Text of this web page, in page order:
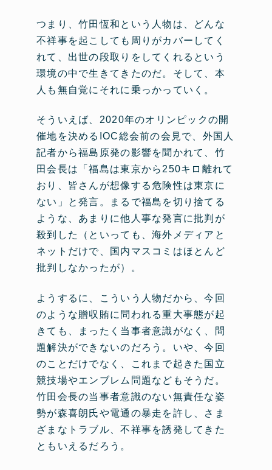
つまり、竹田恆和という人物は、どんな
不祥事を起こしても周りがカバーしてく
れて、出世の段取りをしてくれるという
環境の中で生きてきたのだ。そして、本
人も無自覚にそれに乗っかっていく。
そういえば、2020年のオリンピックの開
催地を決めるIOC総会前の会見で、外国人
記者から福島原発の影響を聞かれて、竹
田会長は「福島は東京から250キロ離れて
おり、皆さんが想像する危険性は東京に
ない」と発言。まるで福島を切り捨てる
ような、あまりに他人事な発言に批判が
殺到した（といっても、海外メディアと
ネットだけで、国内マスコミはほとんど
批判しなかったが）。
ようするに、こういう人物だから、今回
のような贈収賄に問われる重大事態が起
きても、まったく当事者意識がなく、問
題解決ができないのだろう。いや、今回
のことだけでなく、これまで起きた国立
競技場やエンブレム問題などもそうだ。
竹田会長の当事者意識のない無責任な姿
勢が森喜朗氏や電通の暴走を許し、さま
ざまなトラブル、不祥事を誘発してきた
ともいえるだろう。